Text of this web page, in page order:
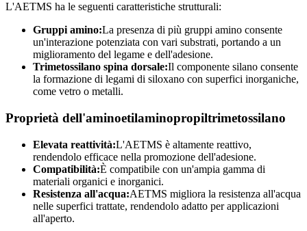
L'AETMS ha le seguenti caratteristiche strutturali:
Gruppi amino:La presenza di più gruppi amino consente
un'interazione potenziata con vari substrati, portando a un
miglioramento del legame e dell'adesione.
Trimetossilano spina dorsale:Il componente silano consente
la formazione di legami di siloxano con superfici inorganiche,
come vetro o metalli.
Proprietà dell'aminoetilaminopropiltrimetossilano
Elevata reattività:L'AETMS è altamente reattivo,
rendendolo efficace nella promozione dell'adesione.
Compatibilità:È compatibile con un'ampia gamma di
materiali organici e inorganici.
Resistenza all'acqua:AETMS migliora la resistenza all'acqua
nelle superfici trattate, rendendolo adatto per applicazioni
all'aperto.